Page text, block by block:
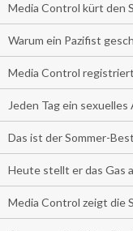
Media Control kürt den
Warum ein Pazifist
Media Control
Jeden Tag ein
Das ist der Sommer-
Heute stellt er das Gas
Media Control zeigt die